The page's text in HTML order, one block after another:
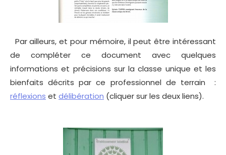
Par ailleurs, et pour mémoire, il peut être intéressant
de compléter ce document avec quelques
informations et précisions sur la classe unique et les
bienfaits décrits par ce professionnel de terrain :
réflexions et délibération (cliquer sur les deux liens).